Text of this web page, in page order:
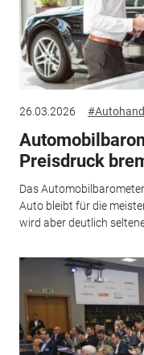
26.03.2026
Preisdruck
Das
Auto bleibt für die
wird aber deutlich